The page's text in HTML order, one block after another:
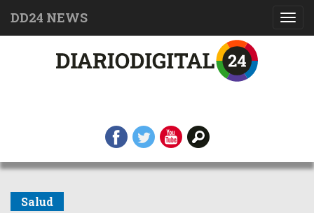
DD24 NEWS
Salud